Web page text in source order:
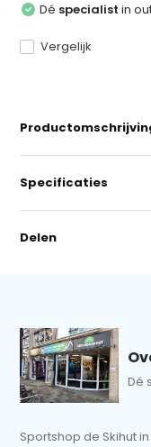
Dé specialist in
Vergelijk
Specificaties
Delen
Dé
Sportshop de Skihut